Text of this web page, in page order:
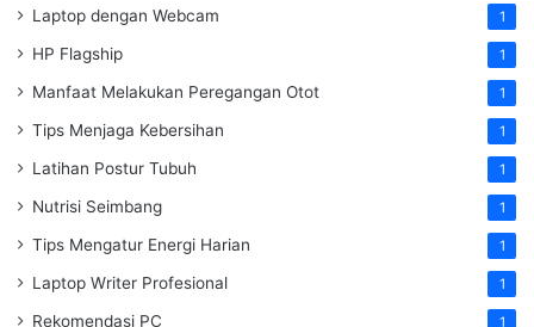
Laptop dengan Webcam 1
HP Flagship 1
Manfaat Melakukan Peregangan Otot 1
Tips Menjaga Kebersihan 1
Latihan Postur Tubuh 1
Nutrisi Seimbang 1
Tips Mengatur Energi Harian 1
Laptop Writer Profesional 1
Rekomendasi PC 1